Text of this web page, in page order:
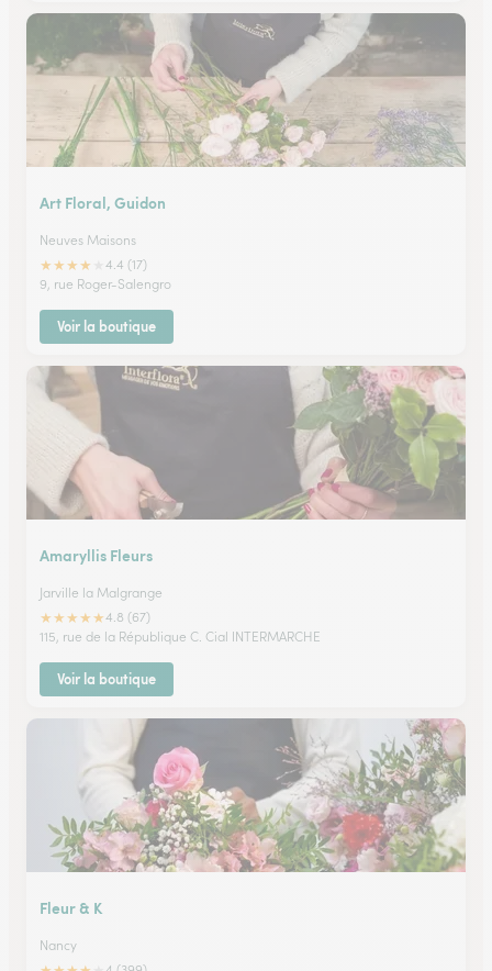
Art Floral, Guidon
Neuves Maisons
★★★★
4.4 (17)
9, rue Roger-Salengro
Voir la boutique
Amaryllis Fleurs
Jarville la Malgrange
★★★★★4.8 (67)
115, rue de la République C. Cial INTERMARCHE
Voir la boutique
Fleur & K
Nancy